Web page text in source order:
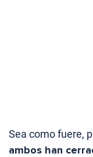
Sea como fuere,
ambos han